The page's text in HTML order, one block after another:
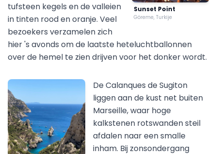
Sunset Point
Göreme, Turkije
tufsteen kegels en de valleien
in tinten rood en oranje. Veel
bezoekers verzamelen zich
hier 's avonds om de laatste heteluchtballonnen
over de hemel te zien drijven voor het donker wordt.
De Calanques de Sugiton
liggen aan de kust net buiten
Marseille, waar hoge
kalkstenen rotswanden steil
afdalen naar een smalle
inham. Bij zonsondergang